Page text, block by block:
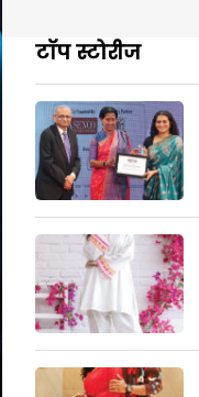
टॉप स्टोरीज